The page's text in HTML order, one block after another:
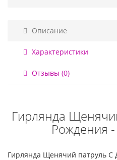
Описание
Характеристики
Отзывы (0)
Гирлянда
Рождения
Гирлянда Щенячий патруль С